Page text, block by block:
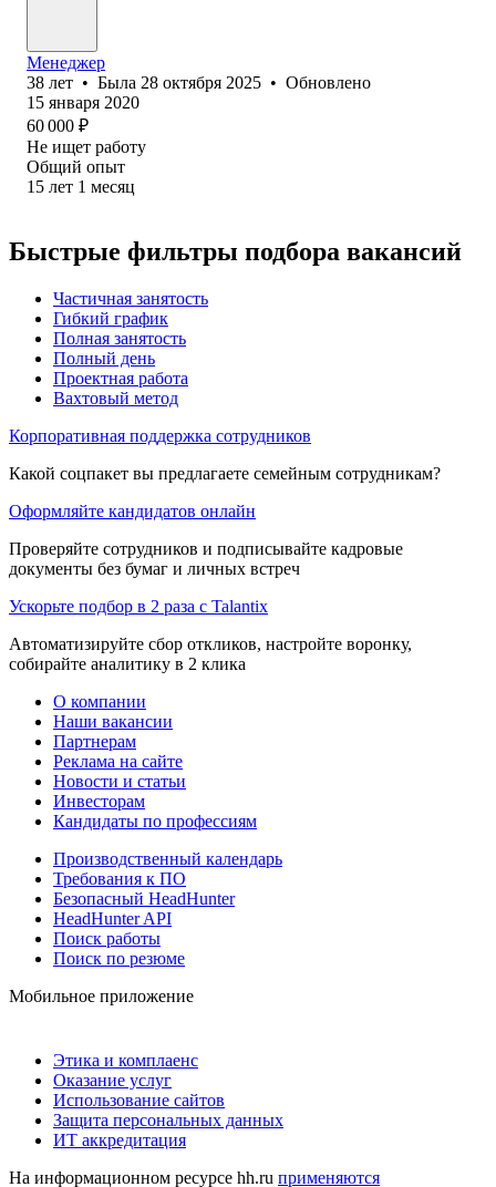
Менеджер
38 лет • Была 28 октября 2025 • Обновлено
15 января 2020
60 000 ₽
Не ищет работу
Общий опыт
15 лет 1 месяц
Быстрые фильтры подбора вакансий
Частичная занятость
Гибкий график
Полная занятость
Полный день
Проектная работа
Вахтовый метод
Корпоративная поддержка сотрудников
Какой соцпакет вы предлагаете семейным сотрудникам?
Оформляйте кандидатов онлайн
Проверяйте сотрудников и подписывайте кадровые
документы без бумаг и личных встреч
Ускорьте подбор в 2 раза с Talantix
Автоматизируйте сбор откликов, настройте воронку,
собирайте аналитику в 2 клика
О компании
Наши вакансии
Партнерам
Реклама на сайте
Новости и статьи
Инвесторам
Кандидаты по профессиям
Производственный календарь
Требования к ПО
Безопасный HeadHunter
HeadHunter API
Поиск работы
Поиск по резюме
Мобильное приложение
Этика и комплаенс
Оказание услуг
Использование сайтов
Защита персональных данных
ИТ аккредитация
На информационном ресурсе hh.ru применяются